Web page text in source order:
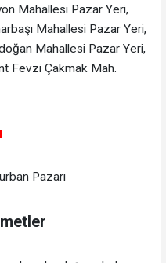
Mahallesi Pazar Yeri,
Mahallesi Pazar Yeri,
Mahallesi Pazar Yeri,
Fevzi Çakmak Mah.
Pazarı